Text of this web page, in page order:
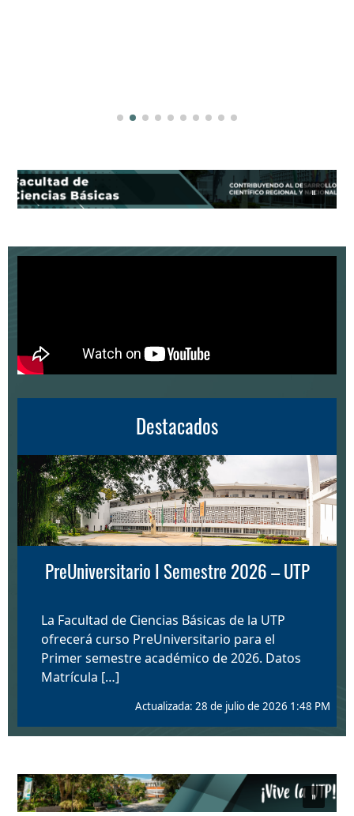
Destacados
PreUniversitario I Semestre 2026 – UTP
La Facultad de Ciencias Básicas de la UTP
ofrecerá curso PreUniversitario para el
Primer semestre académico de 2026. Datos
Matrícula […]
Actualizada: 28 de julio de 2026 1:48 PM